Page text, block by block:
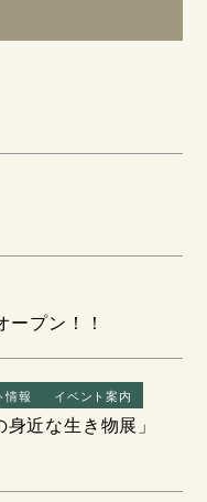
プン！！
情報 イベント案内
近な生き物展」